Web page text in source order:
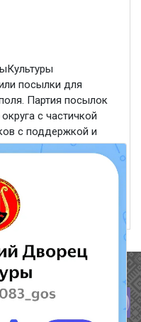
посылки для
Партия посылок
с частичкой
с поддержкой и
людей за